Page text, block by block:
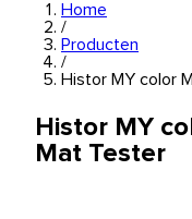
Home
/
Producten
/
Histor MY color
Histor MY
Mat Tester